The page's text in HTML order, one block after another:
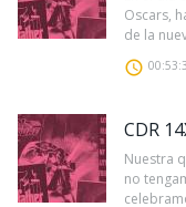
Oscars,
de la
CDR
Nuestra
no